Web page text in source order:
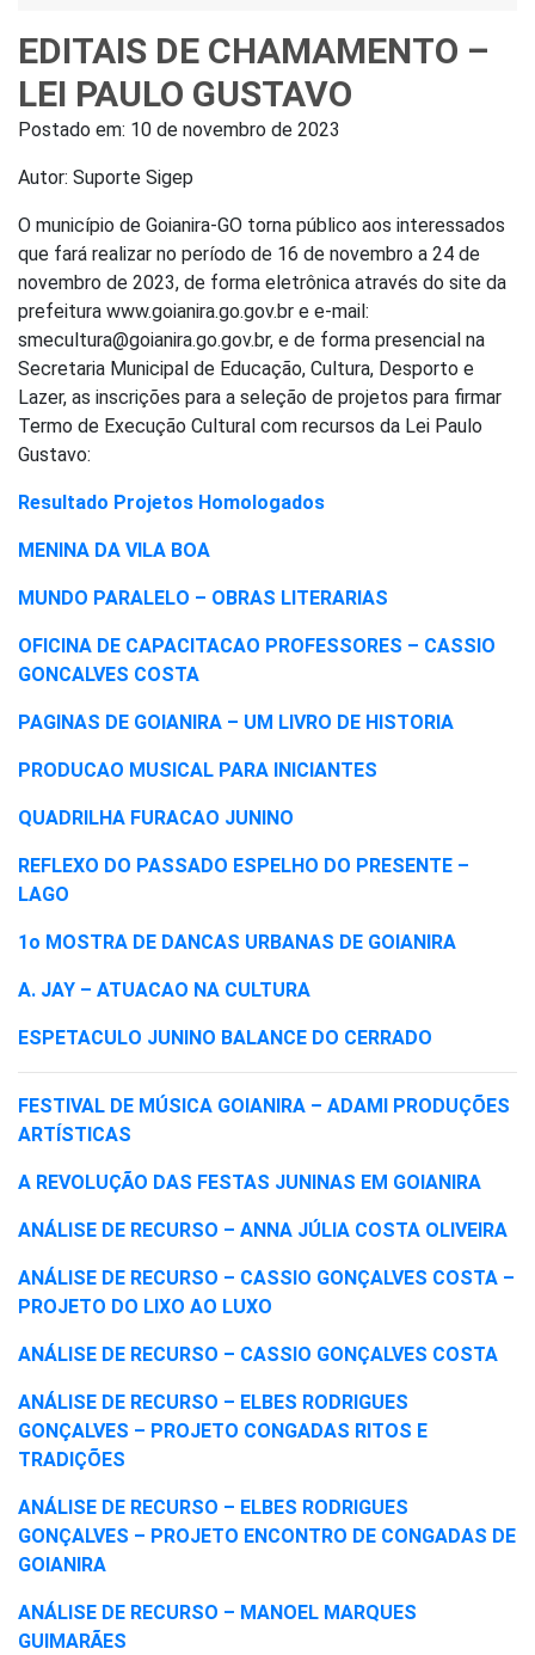
EDITAIS DE CHAMAMENTO –
LEI PAULO GUSTAVO
Postado em: 10 de novembro de 2023
Autor: Suporte Sigep
O município de Goianira-GO torna público aos interessados
que fará realizar no período de 16 de novembro a 24 de
novembro de 2023, de forma eletrônica através do site da
prefeitura www.goianira.go.gov.br e e-mail:
smecultura@goianira.go.gov.br, e de forma presencial na
Secretaria Municipal de Educação, Cultura, Desporto e
Lazer, as inscrições para a seleção de projetos para firmar
Termo de Execução Cultural com recursos da Lei Paulo
Gustavo:
Resultado Projetos Homologados
MENINA DA VILA BOA
MUNDO PARALELO – OBRAS LITERARIAS
OFICINA DE CAPACITACAO PROFESSORES – CASSIO
GONCALVES COSTA
PAGINAS DE GOIANIRA – UM LIVRO DE HISTORIA
PRODUCAO MUSICAL PARA INICIANTES
QUADRILHA FURACAO JUNINO
REFLEXO DO PASSADO ESPELHO DO PRESENTE –
LAGO
1o MOSTRA DE DANCAS URBANAS DE GOIANIRA
A. JAY – ATUACAO NA CULTURA
ESPETACULO JUNINO BALANCE DO CERRADO
FESTIVAL DE MÚSICA GOIANIRA – ADAMI PRODUÇÕES
ARTÍSTICAS
A REVOLUÇÃO DAS FESTAS JUNINAS EM GOIANIRA
ANÁLISE DE RECURSO – ANNA JÚLIA COSTA OLIVEIRA
ANÁLISE DE RECURSO – CASSIO GONÇALVES COSTA –
PROJETO DO LIXO AO LUXO
ANÁLISE DE RECURSO – CASSIO GONÇALVES COSTA
ANÁLISE DE RECURSO – ELBES RODRIGUES
GONÇALVES – PROJETO CONGADAS RITOS E
TRADIÇÕES
ANÁLISE DE RECURSO – ELBES RODRIGUES
GONÇALVES – PROJETO ENCONTRO DE CONGADAS DE
GOIANIRA
ANÁLISE DE RECURSO – MANOEL MARQUES
GUIMARÃES